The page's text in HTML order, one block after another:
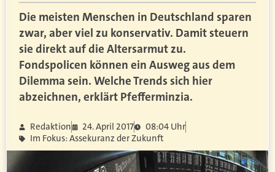
Die meisten Menschen in Deutschland sparen
zwar, aber viel zu konservativ. Damit steuern
sie direkt auf die Altersarmut zu.
Fondspolicen können ein Ausweg aus dem
Dilemma sein. Welche Trends sich hier
abzeichnen, erklärt Pfefferminzia.
Redaktion 24. April 2017
08:04 Uhr
Im Fokus: Assekuranz der Zukunft